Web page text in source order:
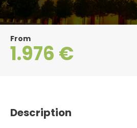
From
1.976 €
Description